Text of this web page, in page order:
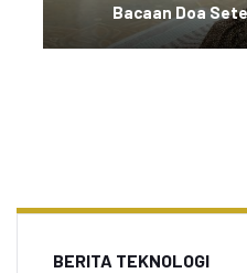
Bacaan Doa
BERITA TEKNOLOGI